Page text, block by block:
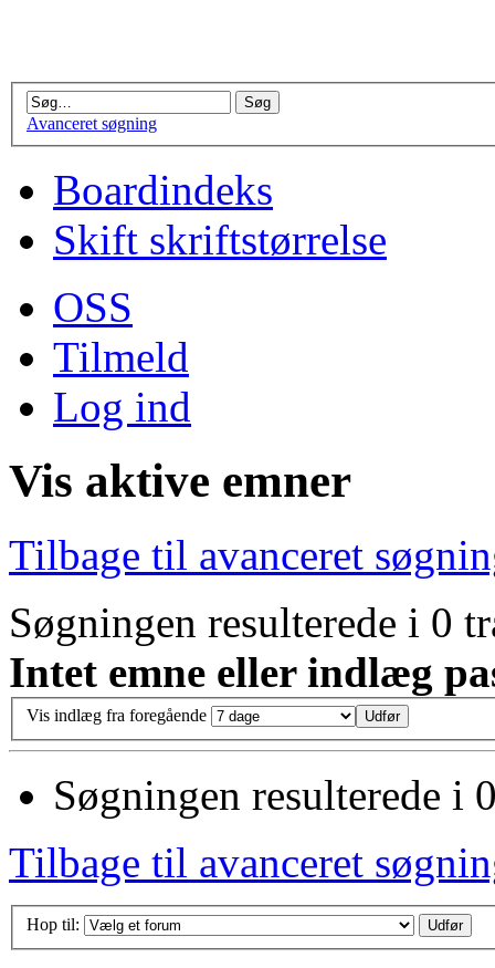
Avanceret søgning
Boardindeks
Skift skriftstørrelse
OSS
Tilmeld
Log ind
Vis aktive emner
Tilbage til avanceret
Søgningen resulterede i 0
Intet emne eller indlæg
Vis indlæg fra foregående
Søgningen resulterede i
Tilbage til avanceret
Hop til: